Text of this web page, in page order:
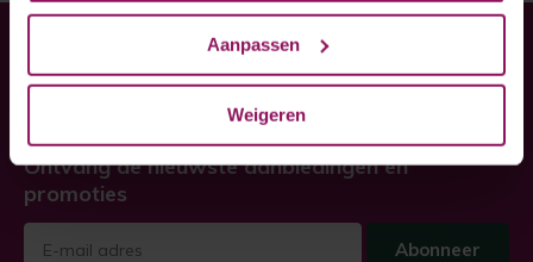
Aanpassen
Weigeren
Heeft u hulp nodig bij uw
bestelling?
Twijfel niet, neem contact met ons op!
Ontvang de nieuwste aanbiedingen en
promoties
Abonneer